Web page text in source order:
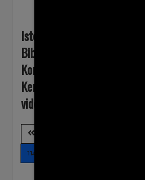
Istentisztelet
Bibliaóra
Konfirmációs óra
Keresztény Értelmiségi Fórum
videomédia
114